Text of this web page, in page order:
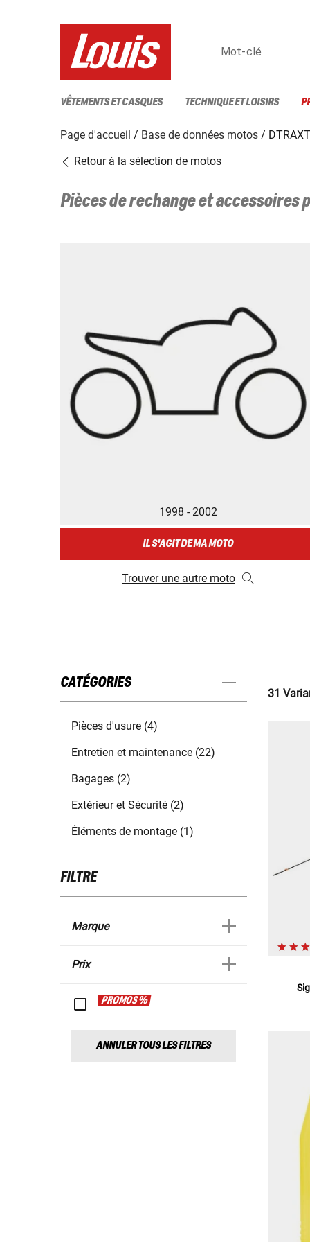
Mot-clé
VÊTEMENTS ET CASQUES TECHNIQUE ET LOISIRS
Page d'accueil Base de données motos
Retour à la sélection de motos
Pièces de rechange et accessoires
1998 - 2002
IL S'AGIT DE MA MOTO
Trouver une autre moto
CATÉGORIES
Pièces d'usure (4)
Entretien et maintenance (22)
Bagages (2)
Extérieur et Sécurité (2)
Éléments de montage (1)
FILTRE
Marque
Prix
PROMOS %
ANNULER TOUS LES FILTRES
31